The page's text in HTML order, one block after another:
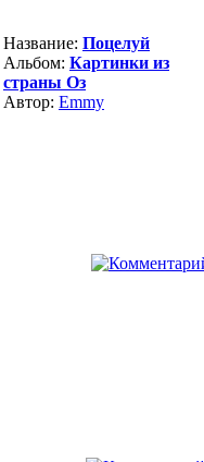
Название: Поцелуй
Альбом: Картинки из
страны Оз
Автор: Emmy